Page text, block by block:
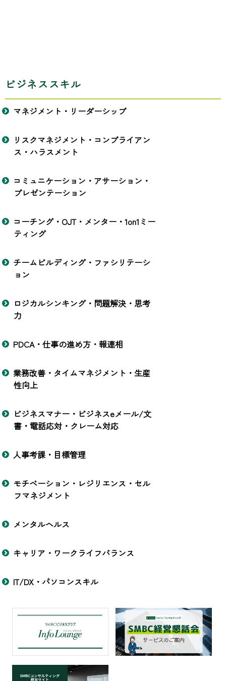
ビジネススキル
マネジメント・リーダーシップ
リスクマネジメント・コンプライアン
ス・ハラスメント
コミュニケーション・アサーション・
プレゼンテーション
コーチング・OJT・メンター・1on1ミー
ティング
チームビルディング・ファシリテーシ
ョン
ロジカルシンキング・問題解決・思考
力
PDCA・仕事の進め方・報連相
業務改善・タイムマネジメント・生産
性向上
ビジネスマナー・ビジネスeメール/文
書・電話応対・クレーム対応
人事考課・目標管理
モチベーション・レジリエンス・セル
フマネジメント
メンタルヘルス
キャリア・ワークライフバランス
IT/DX・パソコンスキル